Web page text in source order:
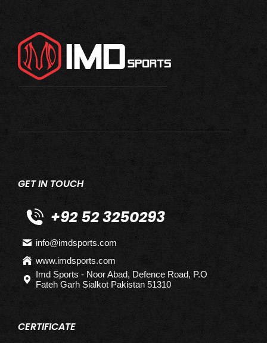
GET IN TOUCH
+92 52 3250293
info@imdsports.com
www.imdsports.com
Imd Sports - Noor Abad, Defence Road, P.O
Fateh Garh Sialkot Pakistan 51310
CERTIFICATE